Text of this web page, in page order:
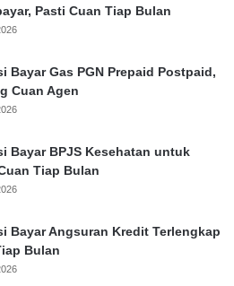
Pasti Cuan Tiap Bulan
Bayar Gas PGN Prepaid Postpaid,
Cuan Agen
Bayar BPJS Kesehatan untuk
Tiap Bulan
Bayar Angsuran Kredit Terlengkap
Bulan